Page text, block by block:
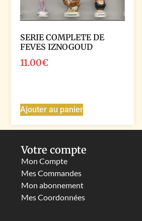
SERIE COMPLETE DE
FEVES IZNOGOUD
11.00€
Ajouter au panier
Votre compte
Mon Compte
Mes Commandes
Mon abonnement
Mes Coordonnées